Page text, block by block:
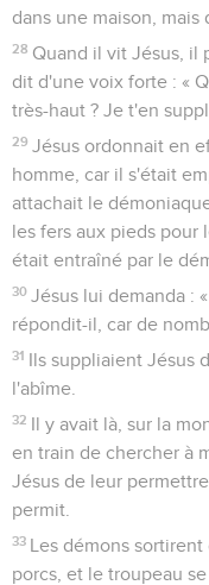
dans une maison, mais
28 Quand il vit Jésus, il
dit d'une voix forte : «
très-haut ? Je t'en
29 Jésus ordonnait en
homme, car il s'était
attachait le
les fers aux pieds pour
était entraîné par le
30 Jésus lui demanda :
répondit-il, car de
31 Ils suppliaient Jésus
l'abîme.
32 Il y avait là, sur la
en train de chercher à
Jésus de leur
permit.
33 Les démons
porcs, et le troupeau